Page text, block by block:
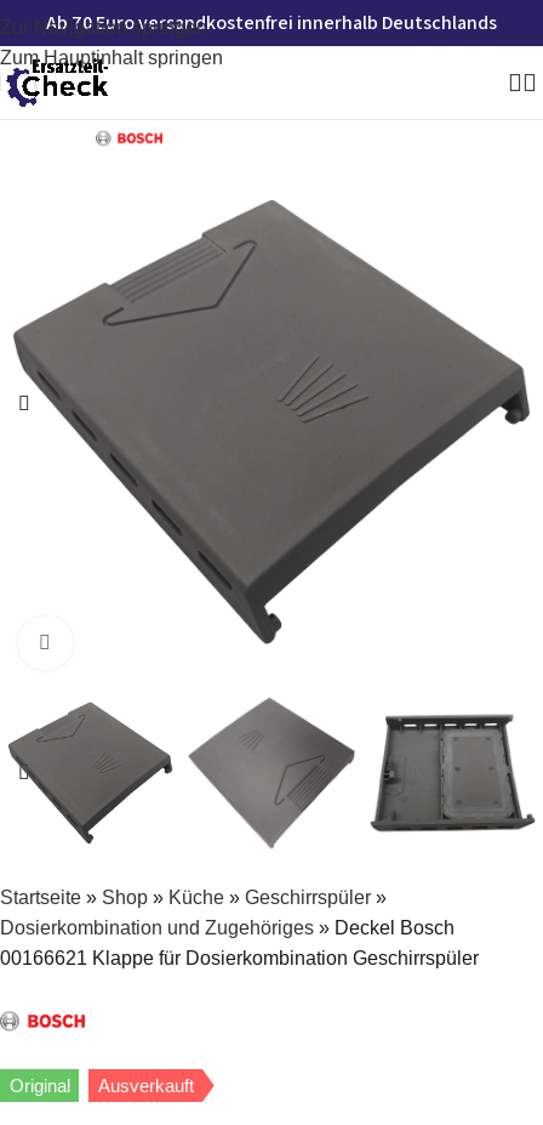
Zur Navigation springen
Zum Hauptinhalt springen
Ab 70 Euro versandkostenfrei innerhalb Deutschlands
Zum Vergrößern klicken
Startseite » Shop » Küche » Geschirrspüler »
Dosierkombination und Zugehöriges » Deckel Bosch
00166621 Klappe für Dosierkombination Geschirrspüler
Original Ausverkauft